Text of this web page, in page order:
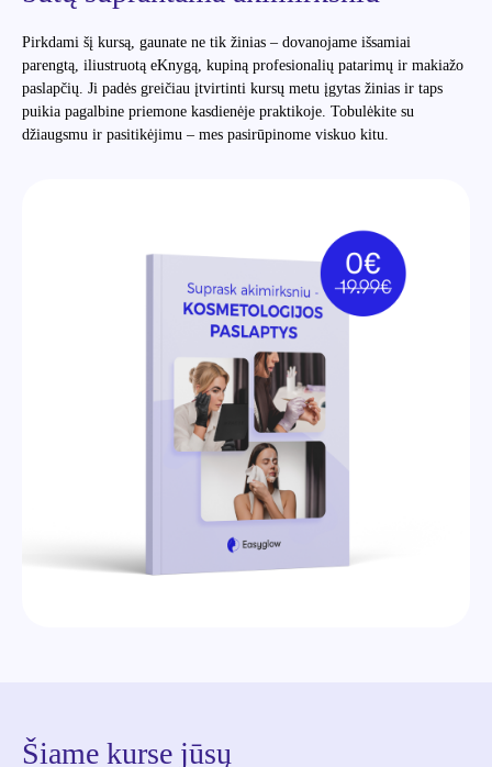
Pirkdami šį kursą, gaunate ne tik žinias – dovanojame išsamiai
parengtą, iliustruotą eKnygą, kupiną profesionalių patarimų ir makiažo
paslapčių. Ji padės greičiau įtvirtinti kursų metu įgytas žinias ir taps
puikia pagalbine priemone kasdienėje praktikoje. Tobulėkite su
džiaugsmu ir pasitikėjimu – mes pasirūpinome viskuo kitu.
Šiame kurse jūsų